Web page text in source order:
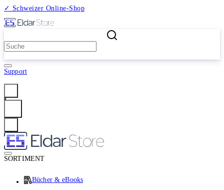
✓ Schweizer Online-Shop
Support
SORTIMENT
Bücher & eBooks